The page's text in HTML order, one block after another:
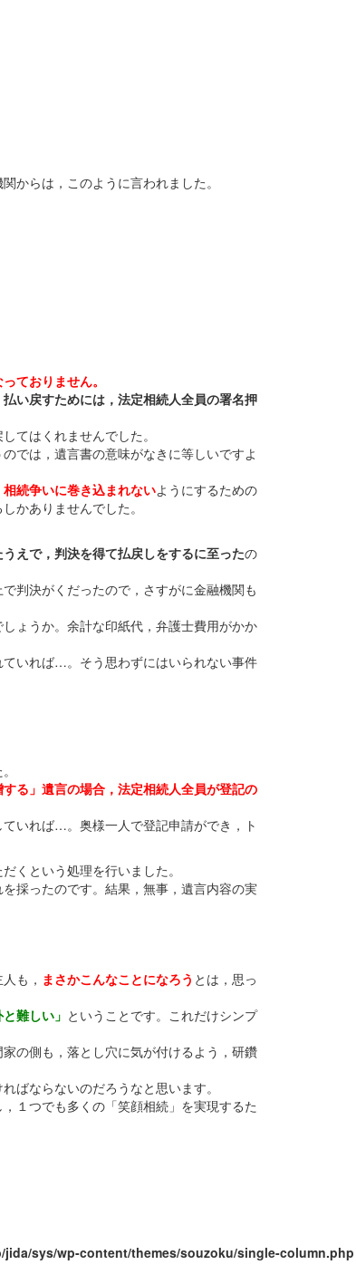
からは，このように言われました。
ておりません。
い戻すためには，法定相続人全員の署名押
てはくれませんでした。
では，遺言書の意味がなきに等しいですよ
続争いに巻き込まれないようにするための
かありませんでした。
えで，判決を得て払戻しをするに至ったの
判決がくだったので，さすがに金融機関も
ょうか。余計な印紙代，弁護士費用がかか
ていれば…。そう思わずにはいられない事件
する」遺言の場合，法定相続人全員が登記の
いれば…。奥様一人で登記申請ができ，ト
くという処理を行いました。
採ったのです。結果，無事，遺言内容の実
も， まさかこんなことになろう とは，思っ
難しい」 ということです。これだけシンプ
の側も，落とし穴に気が付けるよう，研鑽
ばならないのだろうなと思います。
１つでも多くの「笑顔相続」を実現するた
jida/sys/wp-content/themes/souzoku/single-column.php